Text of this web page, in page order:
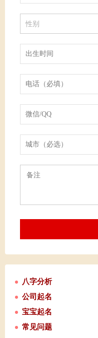
八字分析
公司起名
宝宝起名
常见问题